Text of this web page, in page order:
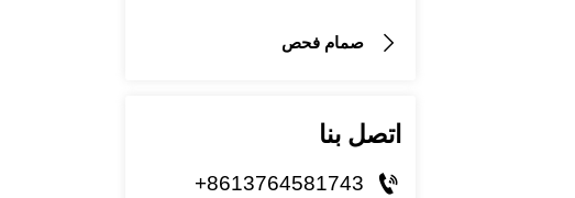
 صمام فحص
اتصل بنا

+8613764581743